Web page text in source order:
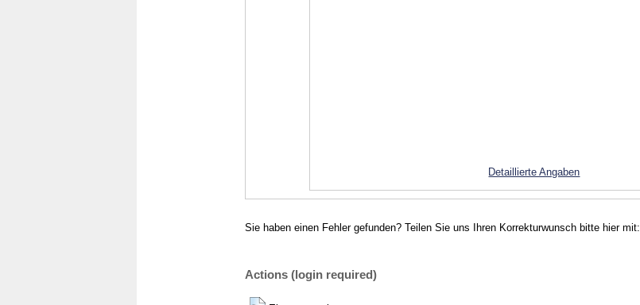
Detaillierte Angaben
Sie haben einen Fehler gefunden? Teilen Sie uns Ihren Korrekturwunsch bitte hier mit:
Actions (login required)